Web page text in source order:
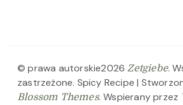
© prawa autorskie2026Zetgiebe.
zastrzeżone. Spicy Recipe |
Blossom Themes. Wspierany przez